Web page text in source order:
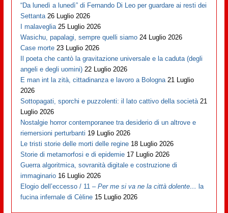
“Da lunedì a lunedì” di Fernando Di Leo per guardare ai resti dei
Settanta 26 Luglio 2026
I malaveglia 25 Luglio 2026
Wasichu, papalagi, sempre quelli siamo 24 Luglio 2026
Case morte 23 Luglio 2026
Il poeta che cantò la gravitazione universale e la caduta (degli
angeli e degli uomini) 22 Luglio 2026
E man int la zità, cittadinanza e lavoro a Bologna 21 Luglio
2026
Sottopagati, sporchi e puzzolenti: il lato cattivo della società 21
Luglio 2026
Nostalgie horror contemporanee tra desiderio di un altrove e
riemersioni perturbanti 19 Luglio 2026
Le tristi storie delle morti delle regine 18 Luglio 2026
Storie di metamorfosi e di epidemie 17 Luglio 2026
Guerra algoritmica, sovranità digitale e costruzione di
immaginario 16 Luglio 2026
Elogio dell’eccesso / 11 –Per me si va ne la città dolente… la
fucina infernale di Cèline 15 Luglio 2026